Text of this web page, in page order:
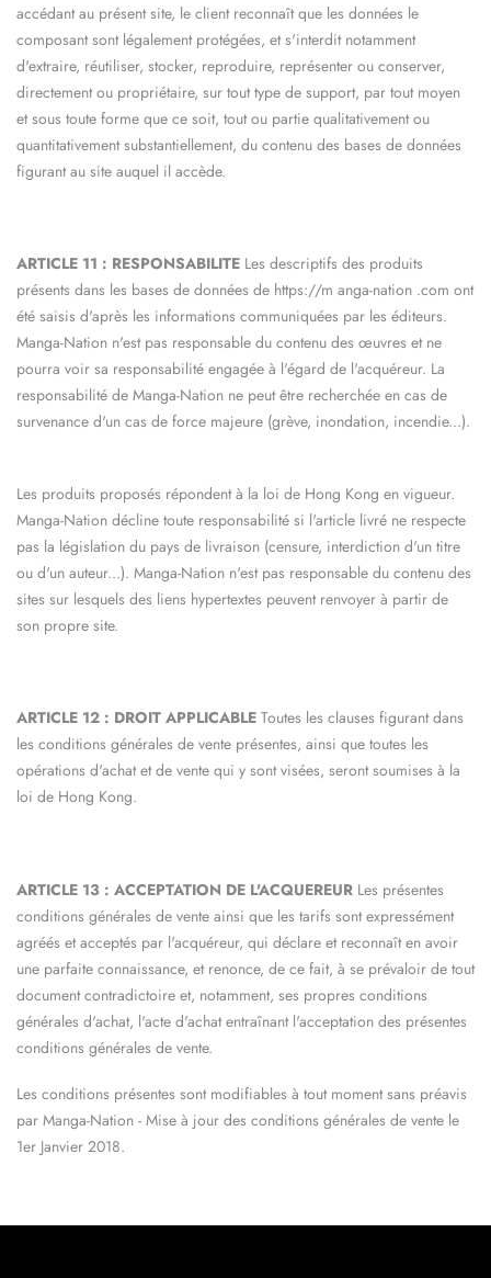
accédant au présent site, le client reconnaît que les données le
composant sont légalement protégées, et s'interdit notamment
d'extraire, réutiliser, stocker, reproduire, représenter ou conserver,
directement ou propriétaire, sur tout type de support, par tout moyen
et sous toute forme que ce soit, tout ou partie qualitativement ou
quantitativement substantiellement, du contenu des bases de données
figurant au site auquel il accède.
ARTICLE 11 : RESPONSABILITE Les descriptifs des produits
présents dans les bases de données de https://m anga-nation .com ont
été saisis d'après les informations communiquées par les éditeurs.
Manga-Nation n'est pas responsable du contenu des œuvres et ne
pourra voir sa responsabilité engagée à l'égard de l'acquéreur. La
responsabilité de Manga-Nation ne peut être recherchée en cas de
survenance d'un cas de force majeure (grève, inondation, incendie...).
Les produits proposés répondent à la loi de Hong Kong en vigueur.
Manga-Nation décline toute responsabilité si l'article livré ne respecte
pas la législation du pays de livraison (censure, interdiction d'un titre
ou d'un auteur...). Manga-Nation n'est pas responsable du contenu des
sites sur lesquels des liens hypertextes peuvent renvoyer à partir de
son propre site.
ARTICLE 12 : DROIT APPLICABLE Toutes les clauses figurant dans
les conditions générales de vente présentes, ainsi que toutes les
opérations d'achat et de vente qui y sont visées, seront soumises à la
loi de Hong Kong.
ARTICLE 13 : ACCEPTATION DE L'ACQUEREUR Les présentes
conditions générales de vente ainsi que les tarifs sont expressément
agréés et acceptés par l'acquéreur, qui déclare et reconnaît en avoir
une parfaite connaissance, et renonce, de ce fait, à se prévaloir de tout
document contradictoire et, notamment, ses propres conditions
générales d'achat, l'acte d'achat entraînant l'acceptation des présentes
conditions générales de vente.
Les conditions présentes sont modifiables à tout moment sans préavis
par Manga-Nation - Mise à jour des conditions générales de vente le
1er Janvier 2018.